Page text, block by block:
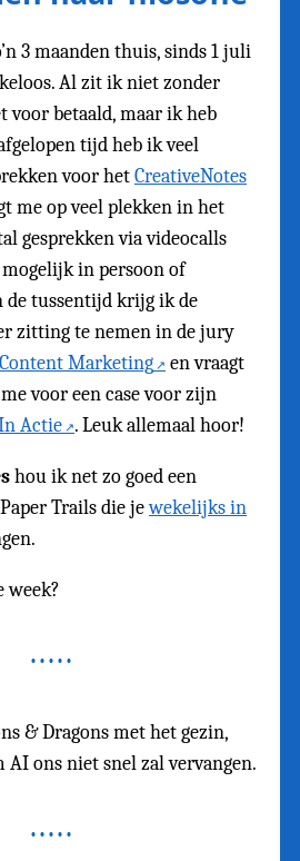
3 maanden thuis, sinds 1 juli
Al zit ik niet zonder
betaald, maar ik heb
tijd heb ik veel
voor hetCreativeNotes
me op veel plekken in het
gesprekken via videocalls
in persoon of
de tussentijd krijg ik de
zitting te nemen in de jury
Marketing
en vraagt
voor een case voor zijn
Actie . Leuk allemaal hoor!
hou ik net zo goed een
Trails die jewekelijks in
week?
& Dragons met het gezin,
ons niet snel zal vervangen.